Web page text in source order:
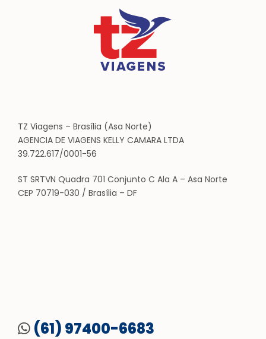
TZ Viagens – Brasília (Asa Norte)
AGENCIA DE VIAGENS KELLY CAMARA LTDA
39.722.617/0001-56
ST SRTVN Quadra 701 Conjunto C Ala A – Asa Norte
CEP 70719-030 / Brasília – DF
(61) 97400-6683